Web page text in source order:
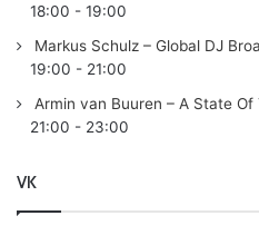
06 Corey Croft – Silver Bullet
Perfecto Classic:Paul
/Perfecto/
Perfectomundo Moment: Nat
Light Up The Sky (Original
18:00 - 19:00
Markus Schulz – Global DJ
19:00 - 21:00
Armin van Buuren – A State Of
21:00 - 23:00
VK